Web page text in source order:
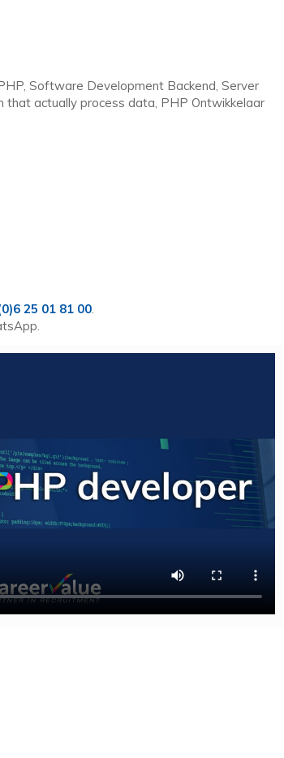
Software Development Backend, Server
that actually process data, PHP Ontwikkelaar
25 01 81 00.